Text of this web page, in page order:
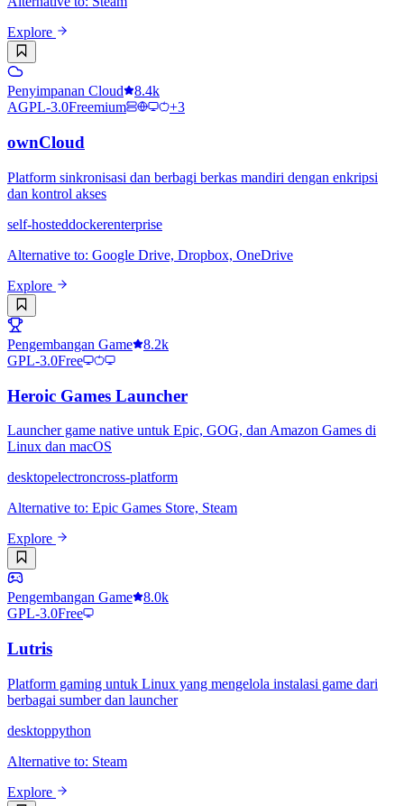
Explore
Penyimpanan Cloud
8.4k
AGPL-3.0Freemium +3
ownCloud
Platform sinkronisasi dan berbagi berkas mandiri dengan enkripsi
dan kontrol akses
self-hosteddockerenterprise
Alternative to: Google Drive, Dropbox, OneDrive
Explore
Pengembangan Game
8.2k
GPL-3.0Free
Heroic Games Launcher
Launcher game native untuk Epic, GOG, dan Amazon Games di
Linux dan macOS
desktopelectroncross-platform
Alternative to: Epic Games Store, Steam
Explore
Pengembangan Game
8.0k
GPL-3.0Free
Lutris
Platform gaming untuk Linux yang mengelola instalasi game dari
berbagai sumber dan launcher
desktoppython
Alternative to: Steam
Explore